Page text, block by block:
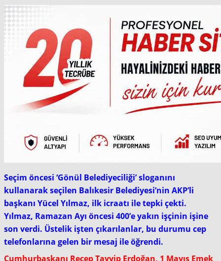
Seçim öncesi ‘Gönül Belediyeciliği’ sloganını
kullanarak seçilen Balıkesir Belediyesi’nin AKP’li
başkanı Yücel Yılmaz, ilk icraatı ile tepki çekti.
Yılmaz, Ramazan Ayı öncesi 400’e yakın işçinin işine
son verdi. Üstelik işten çıkarılanlar, bu durumu cep
telefonlarına gelen bir mesaj ile öğrendi.
Cumhurbaşkanı Recep Tayyip Erdoğan, 1 Mayıs Emek